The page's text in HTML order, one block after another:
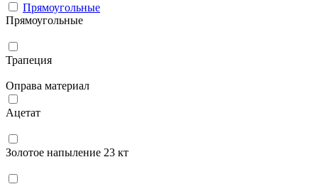
Прямоугольные
Прямоугольные
Трапеция
Оправа материал
Ацетат
Золотое напыление 23 кт